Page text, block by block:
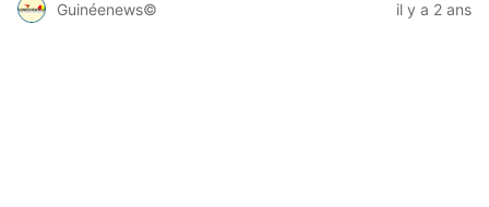
Guinéenews© il y a 2 ans